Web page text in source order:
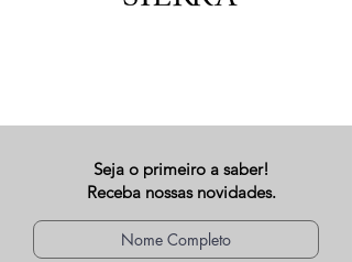
Seja o primeiro a saber!
Receba nossas novidades.